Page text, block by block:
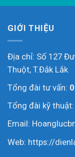
GIỚI THIỆU
Địa chỉ: Số 127
Thuột, T.Đắk Lắk
Tổng đài tư vấn:
Tổng đài kỹ thuật:
Email:
Web: https://